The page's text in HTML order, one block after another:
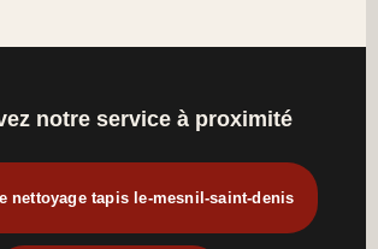
notre service à proximité
nettoyage tapis le-mesnil-saint-denis